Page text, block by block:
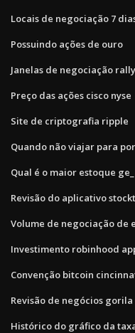
Locais de negociação 7
Possuindo ações de ouro
Janelas de negociação
Preço das ações cisco nyse
Site de criptografia ripple
Quando não viajar para
Qual é o maior estoque ge_
Revisão do aplicativo
Volume de negociação de
Investimento robinhood
Convenção bitcoin
Revisão de negócios gorila
Histórico do gráfico da